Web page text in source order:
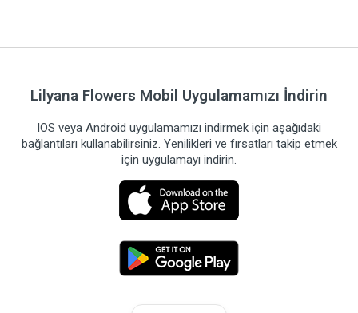
Lilyana Flowers Mobil Uygulamamızı İndirin
IOS veya Android uygulamamızı indirmek için aşağıdaki
bağlantıları kullanabilirsiniz. Yenilikleri ve fırsatları takip etmek
için uygulamayı indirin.